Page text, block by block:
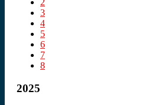
2
3
4
5
6
7
8
2025